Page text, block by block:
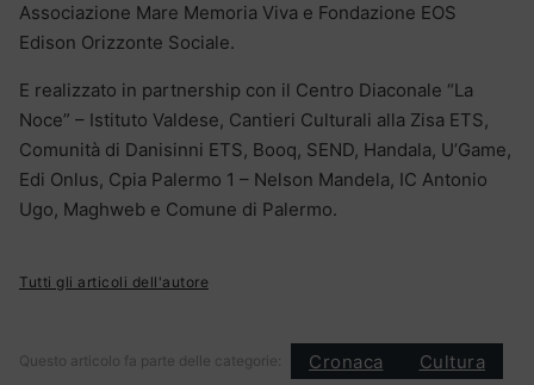
Associazione Mare Memoria Viva e Fondazione EOS
Edison Orizzonte Sociale.
E realizzato in partnership con il Centro Diaconale “La
Noce” – Istituto Valdese, Cantieri Culturali alla Zisa ETS,
Comunità di Danisinni ETS, Booq, SEND, Handala, U’Game,
Edi Onlus, Cpia Palermo 1 – Nelson Mandela, IC Antonio
Ugo, Maghweb e Comune di Palermo.
Tutti gli articoli dell'autore
Questo articolo fa parte delle categorie: Cronaca Cultura